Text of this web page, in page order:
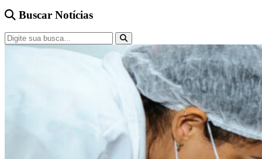
Buscar Notícias